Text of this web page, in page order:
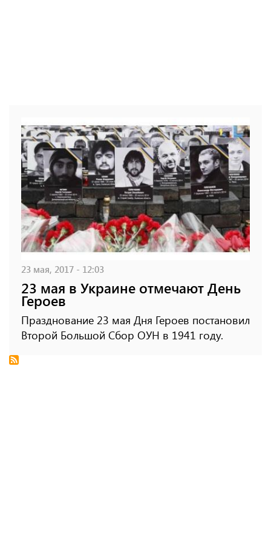
23 мая, 2017 - 12:03
23 мая в Украине отмечают День
Героев
Празднование 23 мая Дня Героев постановил
Второй Большой Сбор ОУН в 1941 году.